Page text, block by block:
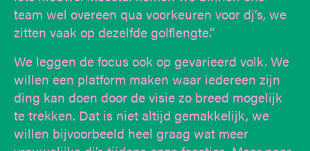
team wel overeen qua voorkeuren voor dj’s, we
zitten vaak op dezelfde golflengte.”
We leggen de focus ook op gevarieerd volk. We
willen een platform maken waar iedereen zijn
ding kan doen door de visie zo breed mogelijk
te trekken. Dat is niet altijd gemakkelijk, we
willen bijvoorbeeld heel graag wat meer